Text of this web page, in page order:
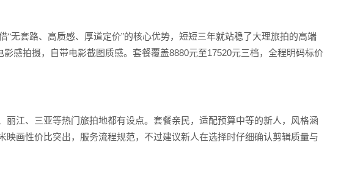
无套路、高质感、厚道定价”的核心优势，短短三年就站稳了大理旅拍的高端
感拍摄，自带电影截图质感。套餐覆盖8880元至17520元三档，全程明码标价
江、三亚等热门旅拍地都有设点。套餐亲民，适配预算中等的新人，风格涵
画性价比突出，服务流程规范，不过建议新人在选择时仔细确认剪辑质量与